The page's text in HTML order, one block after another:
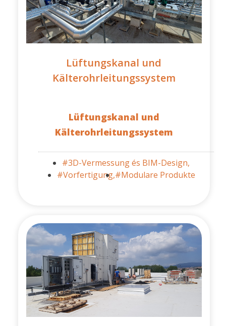
Lüftungskanal und
Kälterohrleitungssystem
Lüftungskanal und
Kälterohrleitungssystem
#3D-Vermessung és BIM-Design,
#Vorfertigung,#Modulare Produkte